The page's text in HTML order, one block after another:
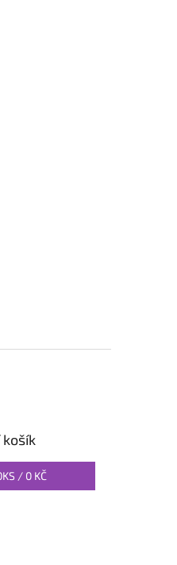
košík
KS / 0 KČ